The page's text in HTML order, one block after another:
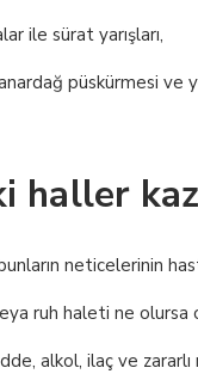
ile sürat yarışları,
püskürmesi ve
haller
neticelerinin
ruh haleti ne
alkol, ilaç ve zararlı